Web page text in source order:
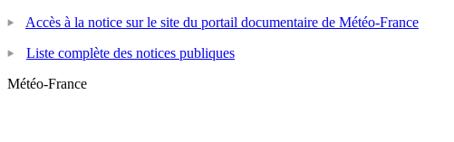
Accès à la notice sur le site du portail documentaire de Météo-France
Liste complète des notices publiques
Météo-France